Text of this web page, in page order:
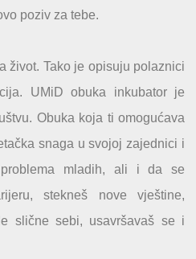
poziv za tebe.
život. Tako je opisuju polaznici
UMiD obuka inkubator je
Obuka koja ti omogućava
snaga u svojoj zajednici i
mladih, ali i da se
stekneš nove vještine,
slične sebi, usavršavaš se i